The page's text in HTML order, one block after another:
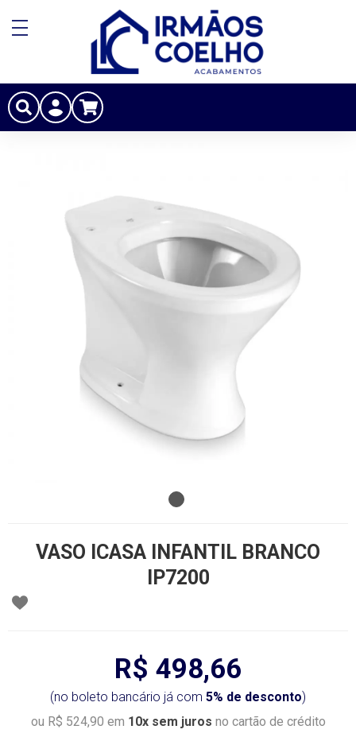
VASO ICASA INFANTIL BRANCO
IP7200
R$ 498,66
(no boleto bancário já com 5% de desconto)
ou R$ 524,90 em 10x sem juros no cartão de crédito